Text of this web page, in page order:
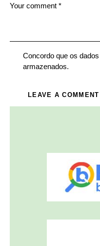
Concordo que os
armazenados.